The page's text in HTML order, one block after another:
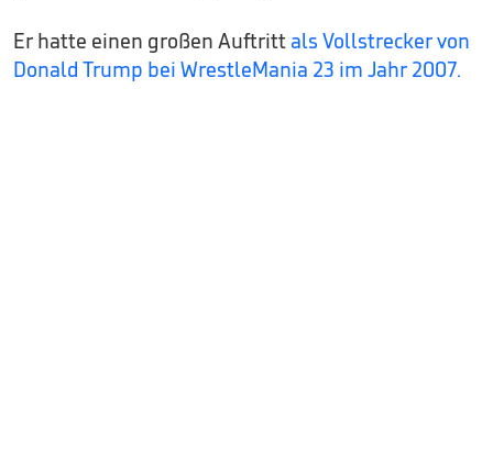
Er hatte einen großen Auftritt als Vollstrecker von
Donald Trump bei WrestleMania 23 im Jahr 2007.